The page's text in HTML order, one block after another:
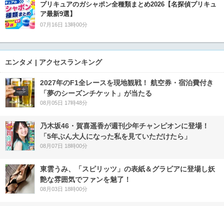
プリキュアのガシャポン全種類まとめ2026【名探偵プリキュ
ア最新9選】
07月16日 13時00分
エンタメ | アクセスランキング
2027年のF1全レースを現地観戦！ 航空券・宿泊費付き
「夢のシーズンチケット」が当たる
08月05日 17時48分
乃木坂46・賀喜遥香が週刊少年チャンピオンに登場！
「5年ぶん大人になった私を見ていただけたら」
08月07日 18時00分
東雲うみ、「スピリッツ」の表紙＆グラビアに登場し妖
艶な雰囲気でファンを魅了！
08月03日 18時00分